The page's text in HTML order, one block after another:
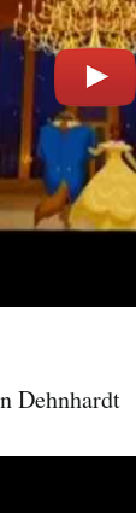
Dehnhardt